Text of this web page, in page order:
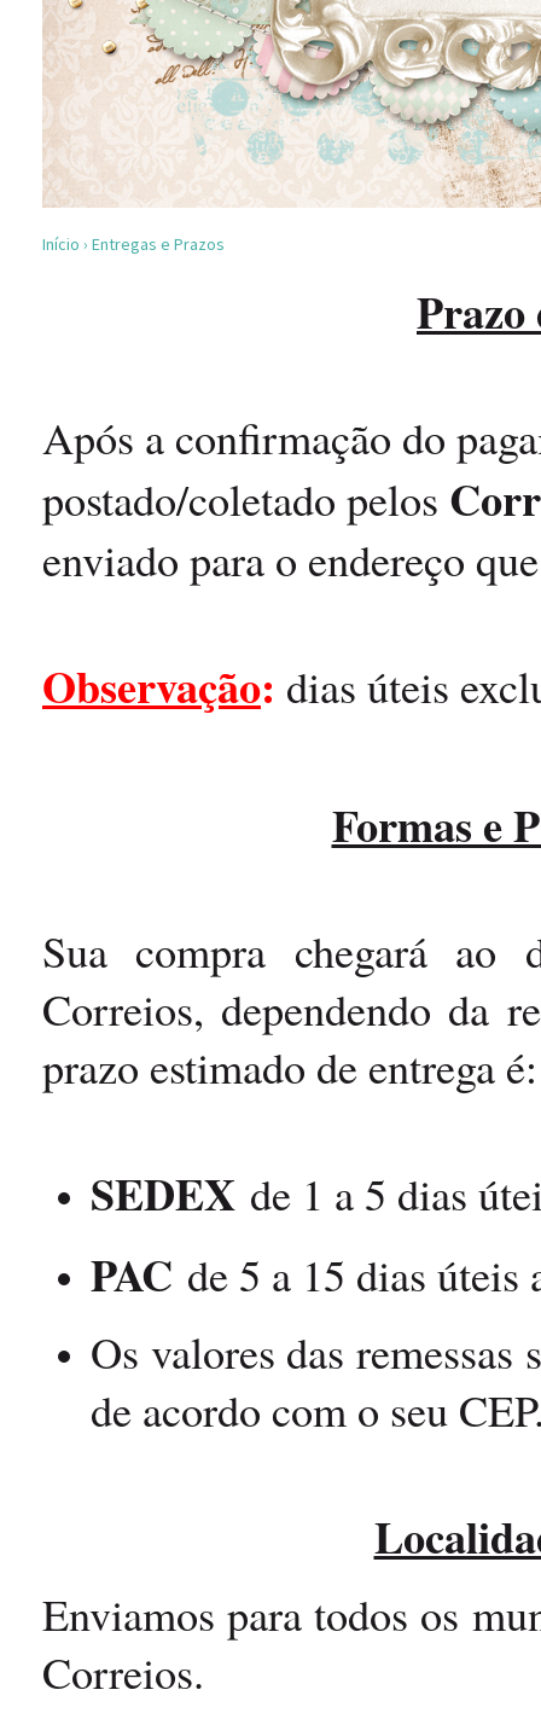
Início › Entregas e Prazos
Prazo
Após a confirmação do
postado/coletado pelos
enviado para o endereço
Observação: dias úteis
Formas e
Sua compra chegará ao
Correios, dependendo da
prazo estimado de entrega é:
SEDEX de 1 a 5 dias
PAC de 5 a 15 dias úteis
Os valores das
de acordo com o seu
Enviamos para todos os
Correios.